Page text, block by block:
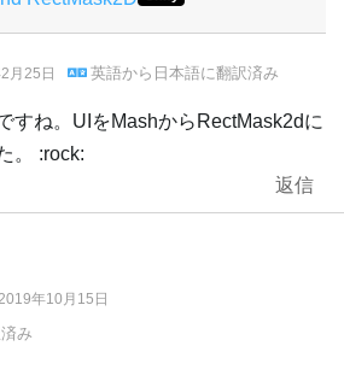
月25日 英語から 日本語に翻訳済み
すね。UIをMashからRectMask2dに
。 :rock:
返信
年10月15日
み